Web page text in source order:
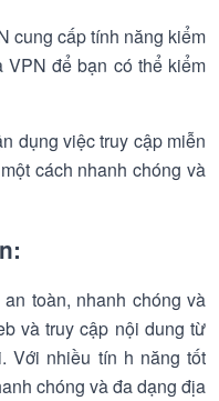
cung cấp tính năng kiểm
để bạn có thể kiểm
dụng việc truy cập miễn
cách nhanh chóng và
toàn, nhanh chóng và
và truy cập nội dung từ
Với nhiều tín h năng tốt
chóng và đa dạng địa